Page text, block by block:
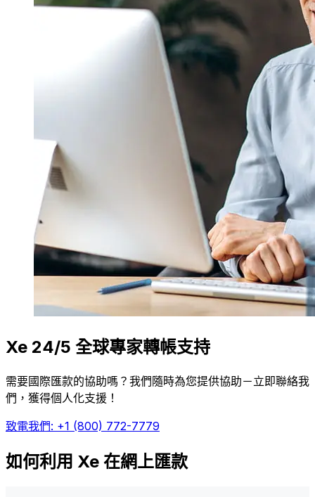
Xe 24/5 全球專家轉帳支持
需要國際匯款的協助嗎？我們隨時為您提供協助－立即聯絡我
們，獲得個人化支援！
致電我們: +1 (800) 772-7779
如何利用 Xe 在網上匯款